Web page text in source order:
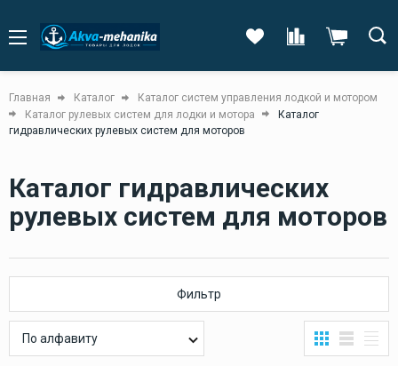
Главная Каталог
Каталог систем управления лодкой и мотором
Каталог рулевых систем для лодки и мотора
Каталог
гидравлических рулевых систем для моторов
Каталог гидравлических
рулевых систем для моторов
Фильтр
По алфавиту